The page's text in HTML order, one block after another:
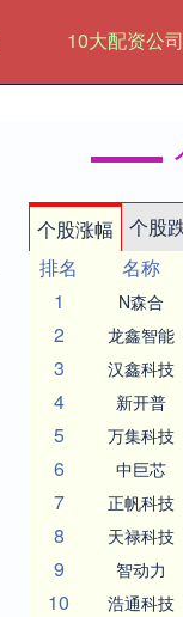
10大配资公司
个股涨幅 个股
排名
名称
1
N森合
2 龙鑫智能
3 汉鑫科技
4 新开普
5 万集科技
6 中巨芯
7 正帆科技
8 天禄科技
9 智动力
10 浩通科技